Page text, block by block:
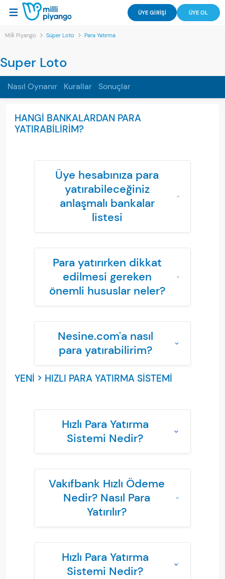
ÜYE GİRİŞİ ÜYE OL
Milli Piyango Süper Loto Para Yatırma
Super Loto
Nasıl Oynanır Kurallar Sonuçlar
HANGİ BANKALARDAN PARA
YATIRABİLİRİM?
Üye hesabınıza para
yatırabileceğiniz
anlaşmalı bankalar
listesi
Para yatırırken dikkat
edilmesi gereken
önemli hususlar neler?
Nesine.com'a nasıl
para yatırabilirim?
YENİ > HIZLI PARA YATIRMA SİSTEMİ
Hızlı Para Yatırma
Sistemi Nedir?
Vakıfbank Hızlı Ödeme
Nedir? Nasıl Para
Yatırılır?
Hızlı Para Yatırma
Sistemi Nedir?